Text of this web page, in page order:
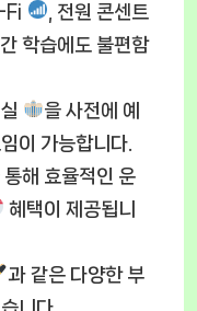
Fi
, 전원 콘센트
학습에도 불편함
을 사전에 예
이 가능합니다.
통해 효율적인 운
혜택이 제공됩니
과 같은 다양한 부